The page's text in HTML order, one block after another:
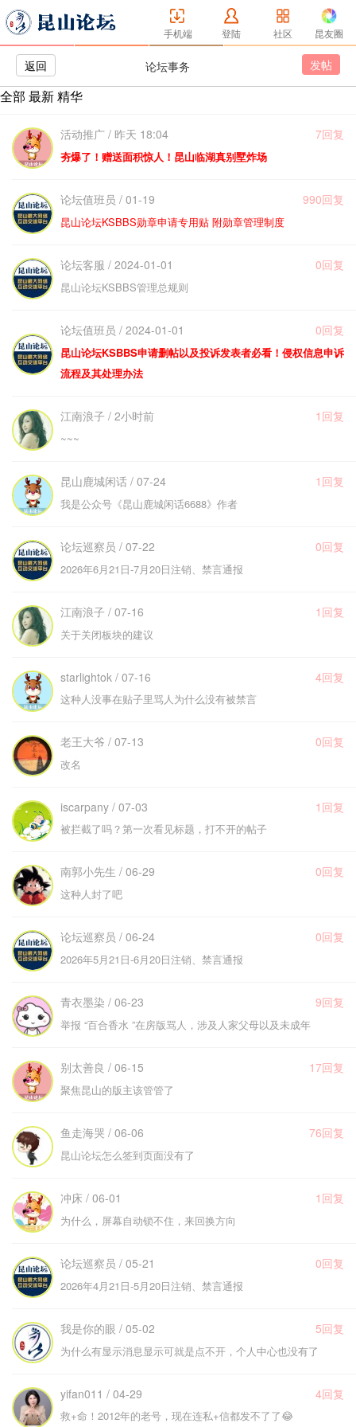
手机端 登陆 社区 昆友圈
返回 论坛事务 发帖
全部 最新精华
活动推广 / 昨天 18:04 7回复
夯爆了！赠送面积惊人！昆山临湖真别墅炸场
论坛值班员 / 01-19 990回复
昆山论坛KSBBS勋章申请专用贴 附勋章管理制度
论坛客服 / 2024-01-01 0回复
昆山论坛KSBBS管理总规则
论坛值班员 / 2024-01-01 0回复
昆山论坛KSBBS申请删帖以及投诉发表者必看！侵权信息申诉
流程及其处理办法
江南浪子 / 2小时前 1回复
~~~
昆山鹿城闲话 / 07-24 1回复
我是公众号《昆山鹿城闲话6688》作者
论坛巡察员 / 07-22 0回复
2026年6月21日-7月20日注销、禁言通报
江南浪子 / 07-16 1回复
关于关闭板块的建议
starlightok / 07-16 4回复
这种人没事在贴子里骂人为什么没有被禁言
老王大爷 / 07-13 0回复
改名
iscarpany / 07-03 1回复
被拦截了吗？第一次看见标题，打不开的帖子
南郭小先生 / 06-29 0回复
这种人封了吧
论坛巡察员 / 06-24 0回复
2026年5月21日-6月20日注销、禁言通报
青衣墨染 / 06-23 9回复
举报 “百合香水 ”在房版骂人，涉及人家父母以及未成年
别太善良 / 06-15 17回复
聚焦昆山的版主该管管了
鱼走海哭 / 06-06 76回复
昆山论坛怎么签到页面没有了
冲床 / 06-01 1回复
为什么，屏幕自动锁不住，来回换方向
论坛巡察员 / 05-21 0回复
2026年4月21日-5月20日注销、禁言通报
我是你的眼 / 05-02 5回复
为什么有显示消息显示可就是点不开，个人中心也没有了
yifan011 / 04-29 4回复
救+命！2012年的老号，现在连私+信都发不了了😂